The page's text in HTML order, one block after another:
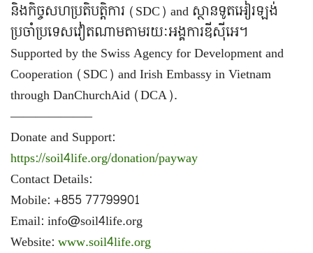
និងកិច្ចសហប្រតិបត្តិការ (SDC) and ស្ថានទូតអៀរឡង់
ប្រចាំប្រទេសវៀតណាម​តាមរយៈអង្គការឌីស៊ីអេ។
Supported by the Swiss Agency for Development and
Cooperation (SDC) and Irish Embassy in Vietnam
through DanChurchAid (DCA).
——————–
Donate and Support:
https://soil4life.org/donation/payway
Contact Details:
Mobile: +855 77799901
Email: info@soil4life.org
Website:www.soil4life.org